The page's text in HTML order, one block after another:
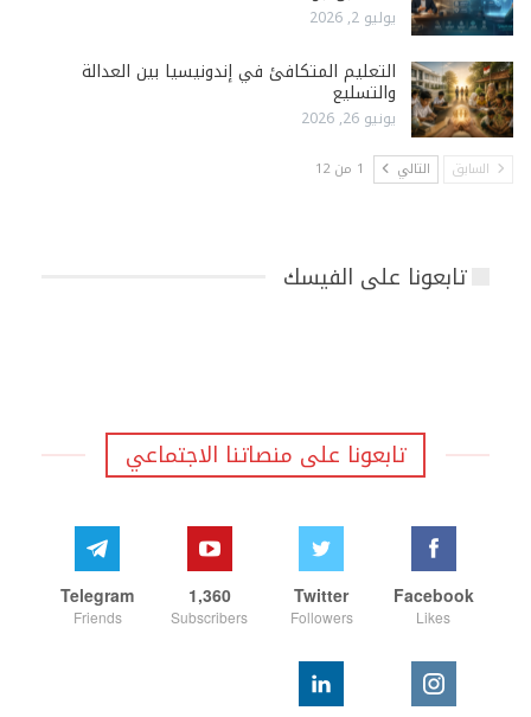
يوليو 2, 2026
التعليم المتكافئ في إندونيسيا بين العدالة
والتسليع
يونيو 26, 2026
السابق التالي 1 من 12
تابعونا على الفيسك
تابعونا على منصاتنا الاجتماعي
Facebook
Likes
Twitter
Followers
1,360
Subscribers
Telegram
Friends